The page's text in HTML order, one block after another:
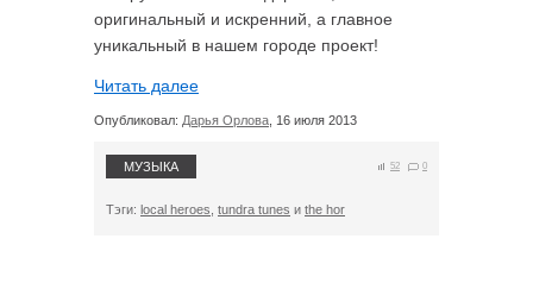
оригинальный и искренний, а главное
уникальный в нашем городе проект!
Читать далее
Опубликовал: Дарья Орлова , 16 июля 2013
52 0
МУЗЫКА
Тэги: local heroes tundra tunes и the hor